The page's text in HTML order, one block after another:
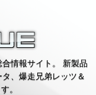
情報サイト。 新製品
、爆走兄弟レッツ＆
。